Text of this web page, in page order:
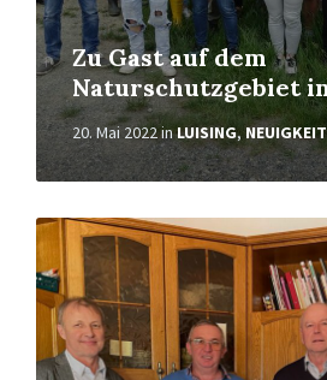
Zu Gast auf dem
Naturschutzgebiet
20. Mai 2022inLUISING,
Weiterlesen